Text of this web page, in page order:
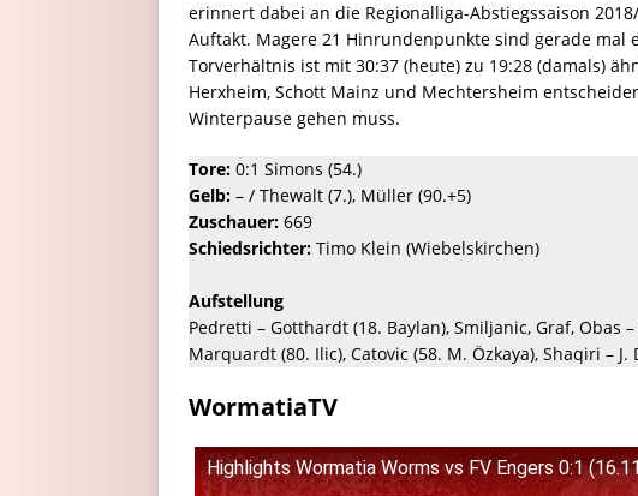
erinnert dabei an die Regionalliga-Abstiegssaison
Auftakt. Magere 21 Hinrundenpunkte sind gerade mal
Torverhältnis ist mit 30:37 (heute) zu 19:28 (damals)
Herxheim, Schott Mainz und Mechtersheim
Winterpause gehen muss.
Tore: 0:1 Simons (54.)
Gelb: – / Thewalt (7.), Müller (90.+5)
Zuschauer: 669
Schiedsrichter: Timo Klein (Wiebelskirchen)
Aufstellung
Pedretti – Gotthardt (18. Baylan), Smiljanic, Graf, Obas
Marquardt (80. Ilic), Catovic (58. M. Özkaya), Shaqiri – J.
WormatiaTV
Highlights Wormatia Worms vs FV Engers 0:1